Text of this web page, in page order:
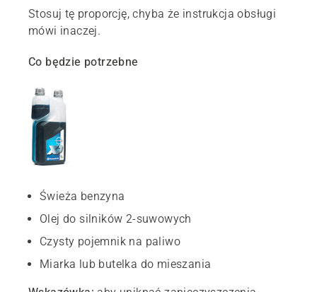
Stosuj tę proporcję, chyba że instrukcja obsługi
mówi inaczej.
Co będzie potrzebne
Świeża benzyna
Olej do silników 2-suwowych
Czysty pojemnik na paliwo
Miarka lub butelka do mieszania